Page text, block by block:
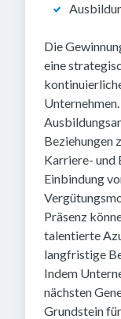
Die
eine
Beziehungen
Karriere- und
Einbindung
Präsenz
talentierte
langfristige
Indem
nächsten
Grundstein